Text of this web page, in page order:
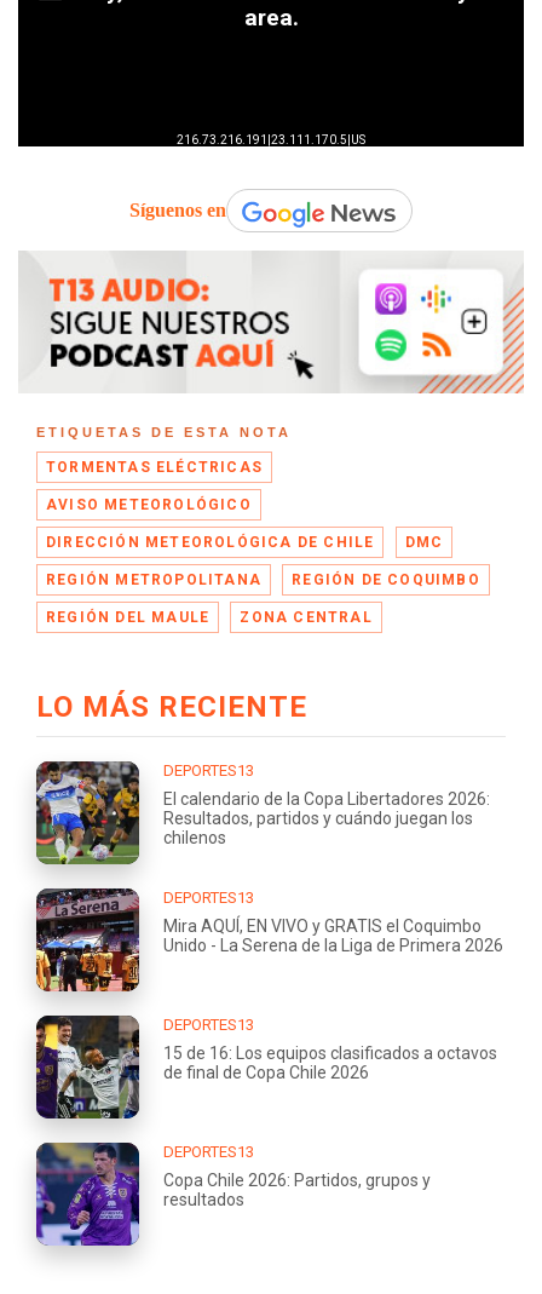
Síguenos en
ETIQUETAS DE ESTA NOTA
TORMENTAS ELÉCTRICAS
AVISO METEOROLÓGICO
DIRECCIÓN METEOROLÓGICA DE CHILE DMC
REGIÓN METROPOLITANA REGIÓN DE COQUIMBO
REGIÓN DEL MAULE ZONA CENTRAL
LO MÁS RECIENTE
DEPORTES13
El calendario de la Copa Libertadores 2026:
Resultados, partidos y cuándo juegan los
chilenos
DEPORTES13
Mira AQUÍ, EN VIVO y GRATIS el Coquimbo
Unido - La Serena de la Liga de Primera 2026
DEPORTES13
15 de 16: Los equipos clasificados a octavos
de final de Copa Chile 2026
DEPORTES13
Copa Chile 2026: Partidos, grupos y
resultados